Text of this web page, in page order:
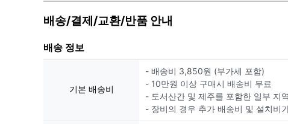
배송/결제/교환/반품 안내
배송 정보
기본 배송비
- 배송비 3,850원 (부가세 포함)
- 10만원 이상 구매시 배송비 무료
- 도서산간 및 제주를 포함한 일부 지
- 장비의 경우 추가 배송비 및 설치비